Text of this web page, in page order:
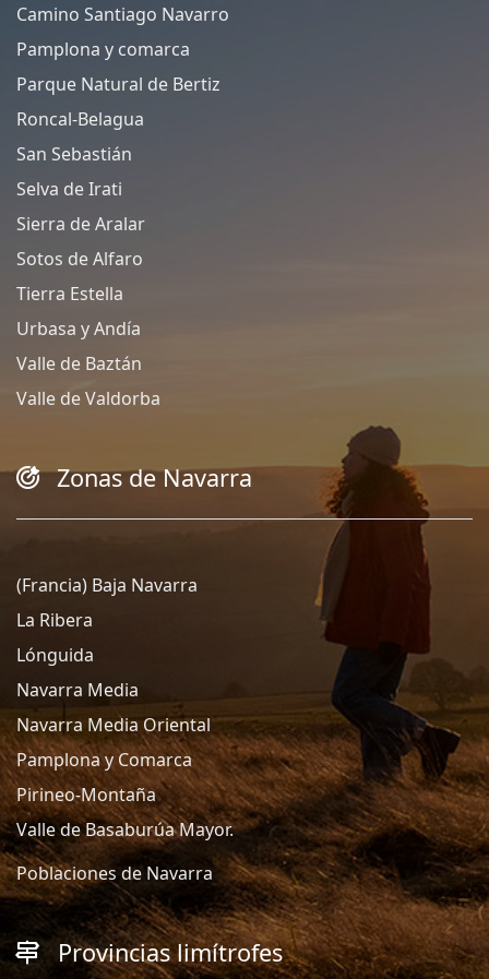
Camino Santiago Navarro
Pamplona y comarca
Parque Natural de Bertiz
Roncal-Belagua
San Sebastián
Selva de Irati
Sierra de Aralar
Sotos de Alfaro
Tierra Estella
Urbasa y Andía
Valle de Baztán
Valle de Valdorba
Zonas de Navarra
(Francia) Baja Navarra
La Ribera
Lónguida
Navarra Media
Navarra Media Oriental
Pamplona y Comarca
Pirineo-Montaña
Valle de Basaburúa Mayor.
Poblaciones de Navarra
Provincias limítrofes